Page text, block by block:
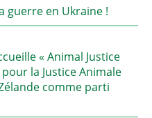
guerre en Ukraine !
« Animal Justice
la Justice Animale
comme parti